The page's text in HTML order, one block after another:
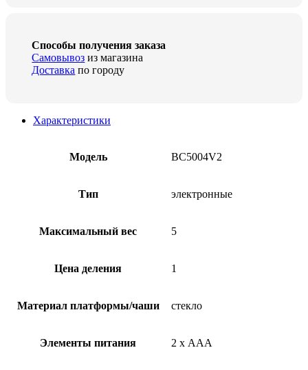
Способы получения заказа
Самовывоз из магазина
Доставка по городу
Характеристики
Модель BC5004V2
Тип электронные
Максимальный вес 5
Цена деления 1
Материал платформы/чаши стекло
Элементы питания 2 х AAA